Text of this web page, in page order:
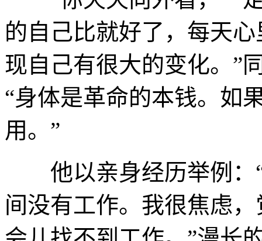
的自己比就好了，每天
现自己有很大的变化。”
“身体是革命的本钱。如
用。”
他以亲身经历举例：“
间没有工作。我很焦虑